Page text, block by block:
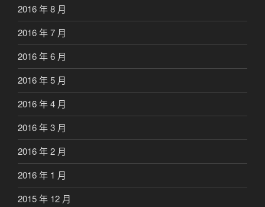
2016 年 8 月
2016 年 7 月
2016 年 6 月
2016 年 5 月
2016 年 4 月
2016 年 3 月
2016 年 2 月
2016 年 1 月
2015 年 12 月